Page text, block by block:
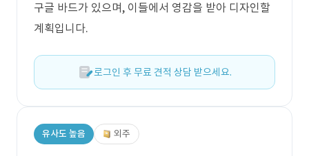
구글 바드가 있으며, 이들에서 영감을 받아 디자인할
계획입니다.
로그인 후 무료 견적 상담 받으세요.
유사도 높음 외주